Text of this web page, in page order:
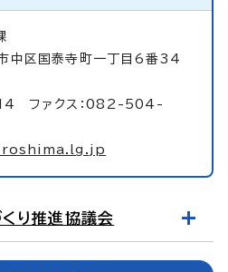
区国泰寺町一丁目6番34
ファクス：082-504-
り推進協議会